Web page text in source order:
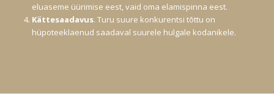
eluaseme üürimise eest, vaid oma elamispinna eest.
Kättesaadavus. Turu suure konkurentsi tõttu on
hüpoteeklaenud saadaval suurele hulgale kodanikele.